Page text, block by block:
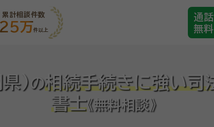
累計相談件数
25万件以上
通話
無料
県) の相続手続きに強い司
書士《無料相談》